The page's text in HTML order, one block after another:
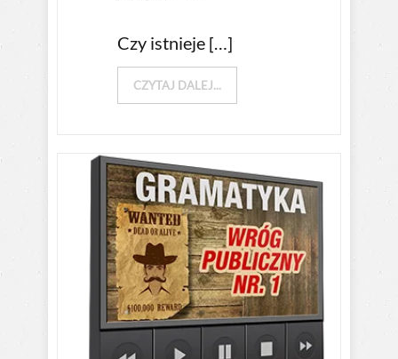
Czy istnieje […]
CZYTAJ DALEJ...